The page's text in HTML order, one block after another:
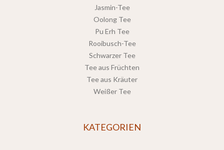
Jasmin-Tee
Oolong Tee
Pu Erh Tee
Rooibusch-Tee
Schwarzer Tee
Tee aus Früchten
Tee aus Kräuter
Weißer Tee
KATEGORIEN